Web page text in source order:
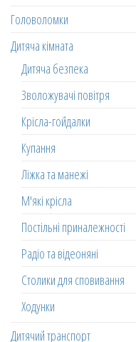
Головоломки
Дитяча кімната
Дитяча безпека
Зволожувачі повітря
Крісла-гойдалки
Купання
Ліжка та манежі
М'які крісла
Постільні приналежності
Радіо та відеоняні
Столики для сповивання
Ходунки
Дитячий транспорт